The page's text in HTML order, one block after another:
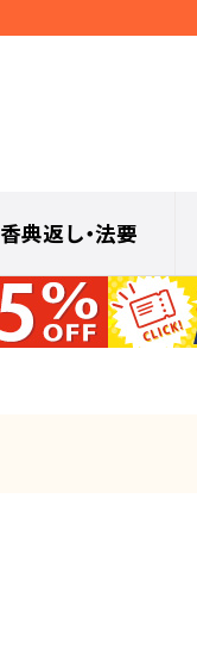
香典返し・法要